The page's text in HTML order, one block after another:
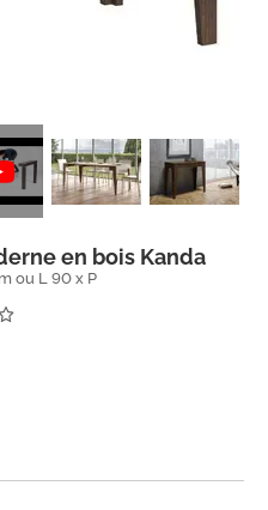
en bois Kanda
ou L 90 x P